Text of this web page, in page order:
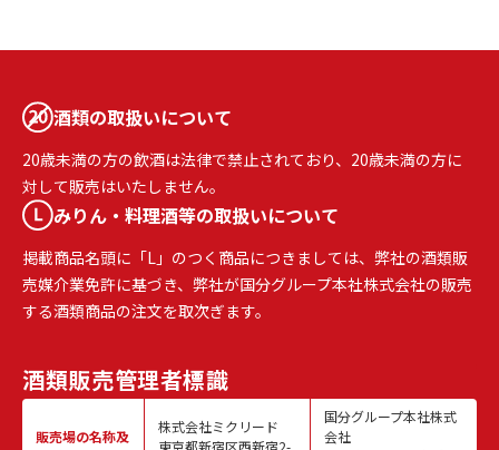
酒類の取扱いについて
20歳未満の方の飲酒は法律で禁止されており、20歳未満の方に
対して販売はいたしません。
みりん・料理酒等の取扱いについて
掲載商品名頭に「L」のつく商品につきましては、弊社の酒類販
売媒介業免許に基づき、弊社が国分グループ本社株式会社の販売
する酒類商品の注文を取次ぎます。
酒類販売管理者標識
販売場の名称及
株式会社ミクリード
東京都新宿区西新宿2-
国分グループ本社株式
会社